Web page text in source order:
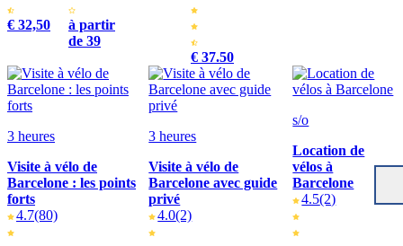
€ 32,50
à partir
de 39
€ 37.50
3 heures
Visite à vélo de
Barcelone : les points
forts
4.7(80)
3 heures
Visite à vélo de
Barcelone avec guide
privé
4.0(2)
s/o
Location de
vélos à
Barcelone
4.5(2)